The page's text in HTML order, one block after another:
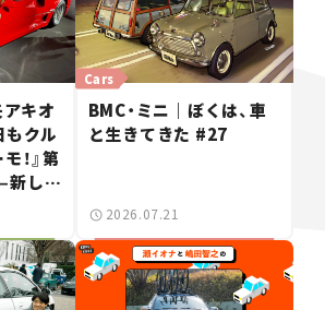
アキオ
もクル
！』第
新しい
で起
Cars
BMC・ミニ｜ぼくは、車
と生きてきた #27
2026.07.21